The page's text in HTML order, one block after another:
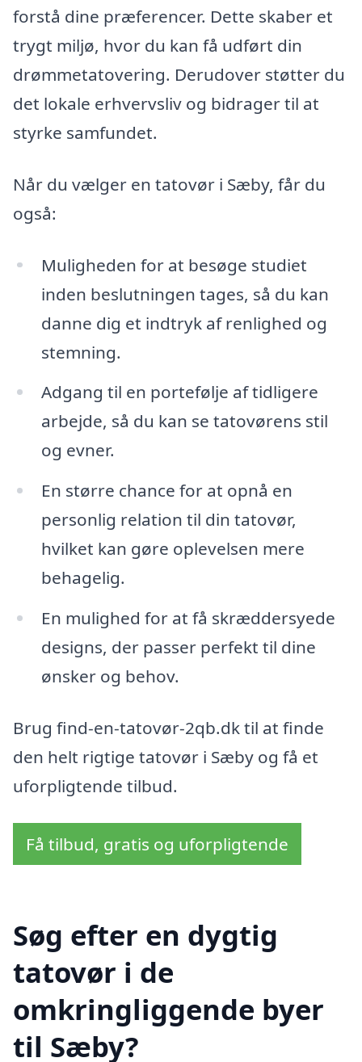
forstå dine præferencer. Dette skaber et
trygt miljø, hvor du kan få udført din
drømmetatovering. Derudover støtter du
det lokale erhvervsliv og bidrager til at
styrke samfundet.
Når du vælger en tatovør i Sæby, får du
også:
Muligheden for at besøge studiet
inden beslutningen tages, så du kan
danne dig et indtryk af renlighed og
stemning.
Adgang til en portefølje af tidligere
arbejde, så du kan se tatovørens stil
og evner.
En større chance for at opnå en
personlig relation til din tatovør,
hvilket kan gøre oplevelsen mere
behagelig.
En mulighed for at få skræddersyede
designs, der passer perfekt til dine
ønsker og behov.
Brug find-en-tatovør-2qb.dk til at finde
den helt rigtige tatovør i Sæby og få et
uforpligtende tilbud.
Få tilbud, gratis og uforpligtende
Søg efter en dygtig
tatovør i de
omkringliggende byer
til Sæby?